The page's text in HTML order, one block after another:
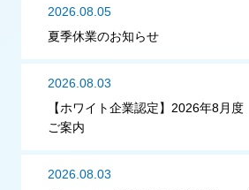
2026.08.05
夏季休業のお知らせ
2026.08.03
【ホワイト企業認定】2026年8月
ご案内
2026.08.03